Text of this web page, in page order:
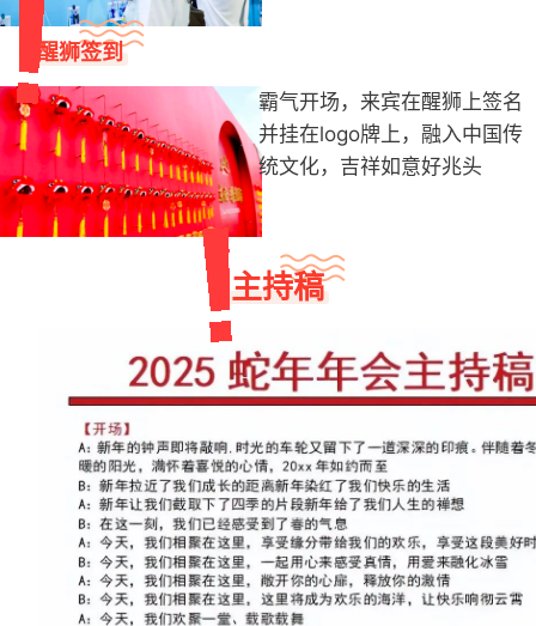
醒狮签到
霸气开场，来宾在醒狮上签名
并挂在logo牌上，融入中国传
统文化，吉祥如意好兆头
主持稿